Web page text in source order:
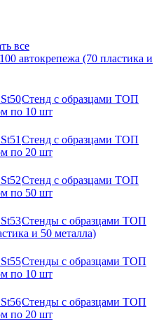
все
автокрепежа (70 пластика и
Стенд с образцами ТОП
по 10 шт
Стенд с образцами ТОП
по 20 шт
Стенд с образцами ТОП
по 50 шт
Стенды с образцами ТОП
и 50 металла)
Стенды с образцами ТОП
по 10 шт
Стенды с образцами ТОП
по 20 шт